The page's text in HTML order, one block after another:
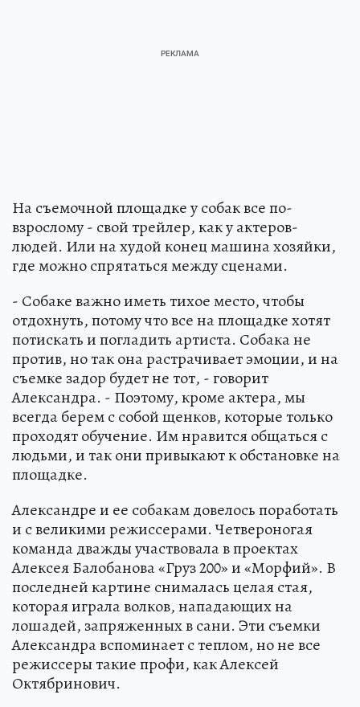
На съемочной площадке у собак все по-
взрослому - свой трейлер, как у актеров-
людей. Или на худой конец машина хозяйки,
где можно спрятаться между сценами.
- Собаке важно иметь тихое место, чтобы
отдохнуть, потому что все на площадке хотят
потискать и погладить артиста. Собака не
против, но так она растрачивает эмоции, и на
съемке задор будет не тот, - говорит
Александра. - Поэтому, кроме актера, мы
всегда берем с собой щенков, которые только
проходят обучение. Им нравится общаться с
людьми, и так они привыкают к обстановке на
площадке.
Александре и ее собакам довелось поработать
и с великими режиссерами. Четвероногая
команда дважды участвовала в проектах
Алексея Балобанова «Груз 200» и «Морфий». В
последней картине снималась целая стая,
которая играла волков, нападающих на
лошадей, запряженных в сани. Эти съемки
Александра вспоминает с теплом, но не все
режиссеры такие профи, как Алексей
Октябринович.